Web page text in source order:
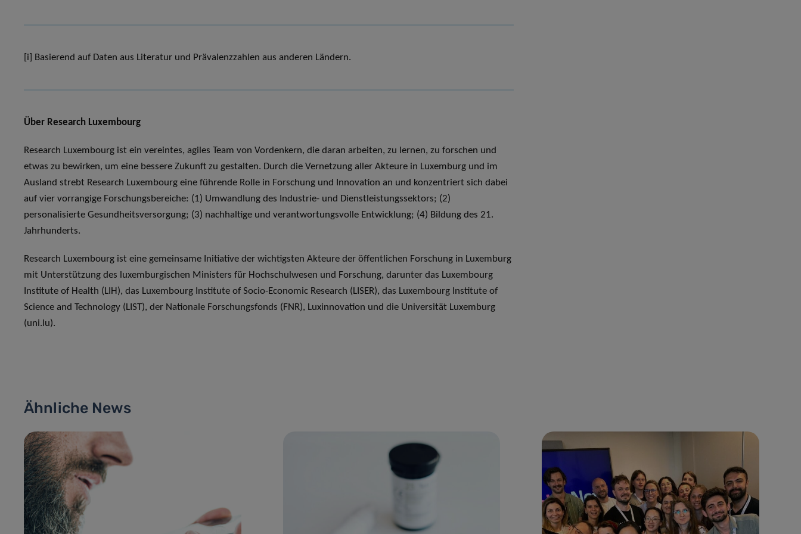
[i] Basierend auf Daten aus Literatur und Prävalenzzahlen aus anderen Ländern.
Über Research Luxembourg
Research Luxembourg ist ein vereintes, agiles Team von Vordenkern, die daran arbeiten, zu lernen, zu forschen und
etwas zu bewirken, um eine bessere Zukunft zu gestalten. Durch die Vernetzung aller Akteure in Luxemburg und im
Ausland strebt Research Luxembourg eine führende Rolle in Forschung und Innovation an und konzentriert sich dabei
auf vier vorrangige Forschungsbereiche: (1) Umwandlung des Industrie- und Dienstleistungssektors; (2)
personalisierte Gesundheitsversorgung; (3) nachhaltige und verantwortungsvolle Entwicklung; (4) Bildung des 21.
Jahrhunderts.
Research Luxembourg ist eine gemeinsame Initiative der wichtigsten Akteure der öffentlichen Forschung in Luxemburg
mit Unterstützung des luxemburgischen Ministers für Hochschulwesen und Forschung, darunter das Luxembourg
Institute of Health (LIH), das Luxembourg Institute of Socio-Economic Research (LISER), das Luxembourg Institute of
Science and Technology (LIST), der Nationale Forschungsfonds (FNR), Luxinnovation und die Universität Luxemburg
(uni.lu).
Ähnliche News